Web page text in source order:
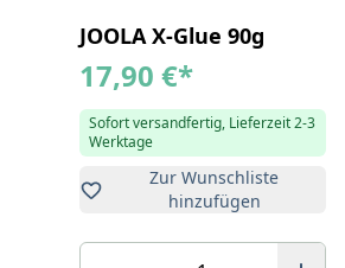
JOOLA X-Glue 90g
17,90 €*
Sofort versandfertig, Lieferzeit 2-3
Werktage
Zur Wunschliste
hinzufügen